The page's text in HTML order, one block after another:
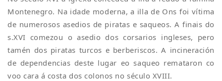
Montenegro. Na idade moderna, a illa de Ons foi vítima
de numerosos asedios de piratas e saqueos. A finais do
s.XVI comezou o asedio dos corsarios ingleses, pero
tamén dos piratas turcos e berberiscos. A incineración
de dependencias deste lugar eo saqueo remataron co
voo cara á costa dos colonos no século XVIII.